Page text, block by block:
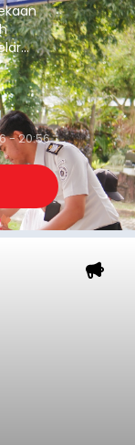
- 20:56